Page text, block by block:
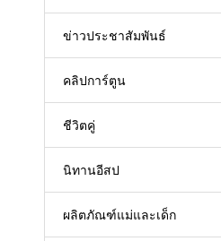
ข่าวประชาสัมพันธ์
คลิปการ์ตูน
ชีวิตคู่
นิทานอีสป
ผลิตภัณฑ์แม่และเด็ก